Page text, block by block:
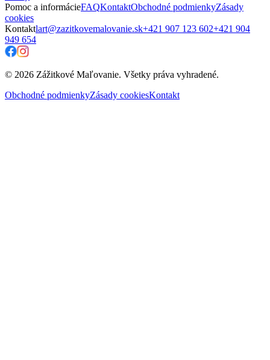
Pomoc a informácieFAQKontaktObchodné podmienkyZásady
cookies
Kontaktlart@zazitkovemalovanie.sk+421 907 123 602+421 904
949 654
© 2026 Zážitkové Maľovanie. Všetky práva vyhradené.
Obchodné podmienkyZásady cookiesKontakt